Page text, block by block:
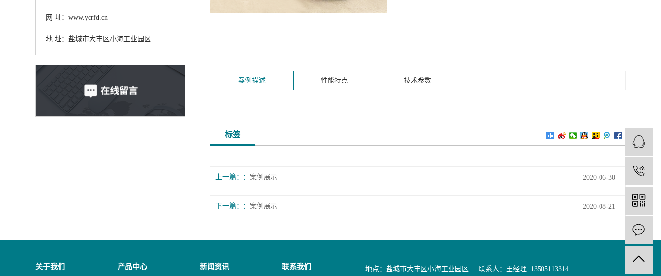
网 址：www.ycrfd.cn
地 址：盐城市大丰区小海工业园区
案例描述 性能特点 技术参数
标签
上一篇： 案例展示 2020-06-30
下一篇： 案例展示 2020-08-21
关于我们 产品中心 新闻资讯 联系我们 地点：盐城市大丰区小海工业园区 联系人：王经理 13505113314